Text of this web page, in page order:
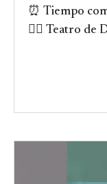
⏰ Tiempo
👉🏻 Teatro de